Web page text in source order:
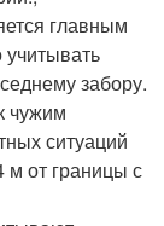
главным
забору.
чужим
ситуаций
м от границы с